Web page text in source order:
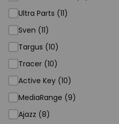
Ultra Parts (11)
Sven (11)
Targus (10)
Tracer (10)
Active Key (10)
MediaRange (9)
Ajazz (8)